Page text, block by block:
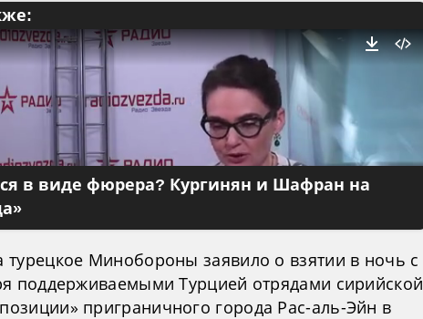
в виде фюрера? Кургинян и Шафран на
турецкое Минобороны заявило о взятии в ночь с
поддерживаемыми Турцией отрядами сирийской
приграничного города Рас-аль-Эйн в